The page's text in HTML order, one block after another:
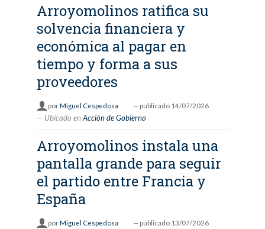
Arroyomolinos ratifica su
solvencia financiera y
económica al pagar en
tiempo y forma a sus
proveedores
porMiguel Cespedosa — publicado 14/07/2026
Ubicado en Acción de Gobierno
Arroyomolinos instala una
pantalla grande para seguir
el partido entre Francia y
España
porMiguel Cespedosa — publicado 13/07/2026